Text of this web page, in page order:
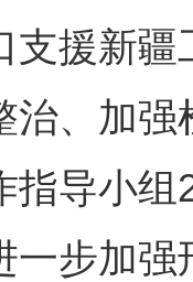
支援新
治、加
指导小
一步加